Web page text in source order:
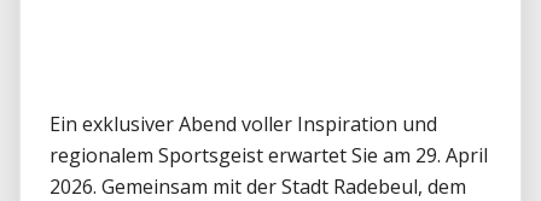
Ein exklusiver Abend voller Inspiration und
regionalem Sportsgeist erwartet Sie am 29. April
2026. Gemeinsam mit der Stadt Radebeul, dem